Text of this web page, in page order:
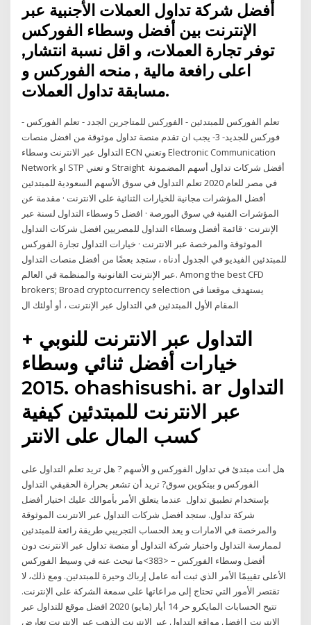
أفضل شركة تداول العملات الأجنبية عبر
الإنترنت بين أفضل وسطاء الفوركس
توفر تجارة العملات، و اقل نسبة انتشار,
اعلى رافعة مالية , منحه الفوركس و
مسابقة تداول العملات.
تعلم الفوركس للمبتدئين - الفوركس للمتاجرين الجدد - تعلم الفوركس -
فوركس للجديد- 3- يجب ان تقدم منصة تداول موثوقة من افضل منصات
التداول عبر الانترنت وسطاء ECN وتعني Electronic Communication
Network او STP و تعني Straight أفضل شركات تداول أسهم المضمونة
في مصر للعام 2020 تعلم التداول في سوق الأسهم السعودية للمبتدئين
أفضل المؤشرات مجانية للخيارات الثنائية على الانترنت · مقدمة عن
المؤشرات الفنية في سوق البورصة · افضل 5 وسطاء التداول لسنة عبر
الإنترنت · قائمة أفضل وسطاء التداول للمصريين افضل شركات التداول
الموثوقة والمرخصة عبر الانترنت · خيارات التداول تجارة الفوركس
للمبتدئين الفيديو في الجدول أدناه ، ستجد بعضًا من أفضل منصات التداول
عبر الإنترنت القانونية والمنظمة في العالم. Among the best CFD
brokers; Broad cryptocurrency selection يستهدف موقعنا في
المقام الأول المبتدئين في التداول عبر الإنترنت ، أو أولئك ال
+ التداول عبر الانترنت للنوبي
خيارات أفضل ثنائي وسطاء
2015. ohashisushi. ar التداول
عبر الانترنت للمبتدئين كيفية
كسب المال على الانتر
هل أنت مبتدئ في تداول الفوركس و الأسهم ? هل تريد تعلم التداول على
الفوركس و بيتكوين سوق? تريد أن تشعر بحرارة الحقيقي التداول
بإستخدام تطبيق تداول عندما يتعلق الأمر بأموالك عليك اختيار أفضل
شركة تداول. ستجد افضل شركات التداول عبر الانترنت الموثوقة
والمرخصة في الامارات و يعد الحساب التجريبي طريقة رائعة للمبتدئين
لممارسة التداول واختبار شركة التداول أو منصة تداول عبر الانترنت دون
أفضل وسطاء الفوركس – <383>ما تبحث عنه في وسيط الفوركس
الأعلى تقييمًا الأمر الذي ثبت أنه عامل إرباك وحيرة للمبتدئين. ومع ذلك، لا
تقتصر الأمور التي تحتاج إلى مراعاتها على سمعة الشركة على الإنترنت.
تتيح الحسابات المايكرو حر 14 أيار (مايو) 2020 افضل موقع للتداول عبر
الانترنت |افضل مواقع التداول عبر الانترنت الذهب عبر الانترنت تعارض